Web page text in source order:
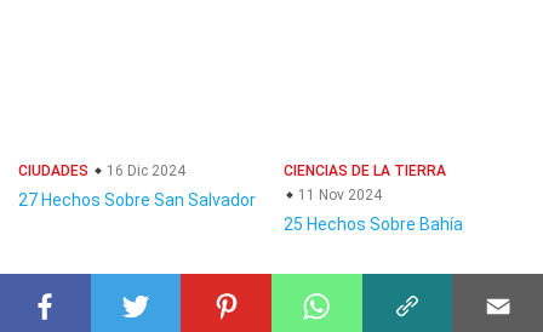
CIUDADES 16 Dic 2024
27 Hechos Sobre San Salvador
CIENCIAS DE LA TIERRA
11 Nov 2024
25 Hechos Sobre Bahía